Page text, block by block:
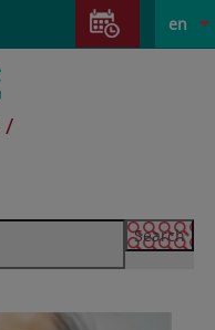
Active
en
/